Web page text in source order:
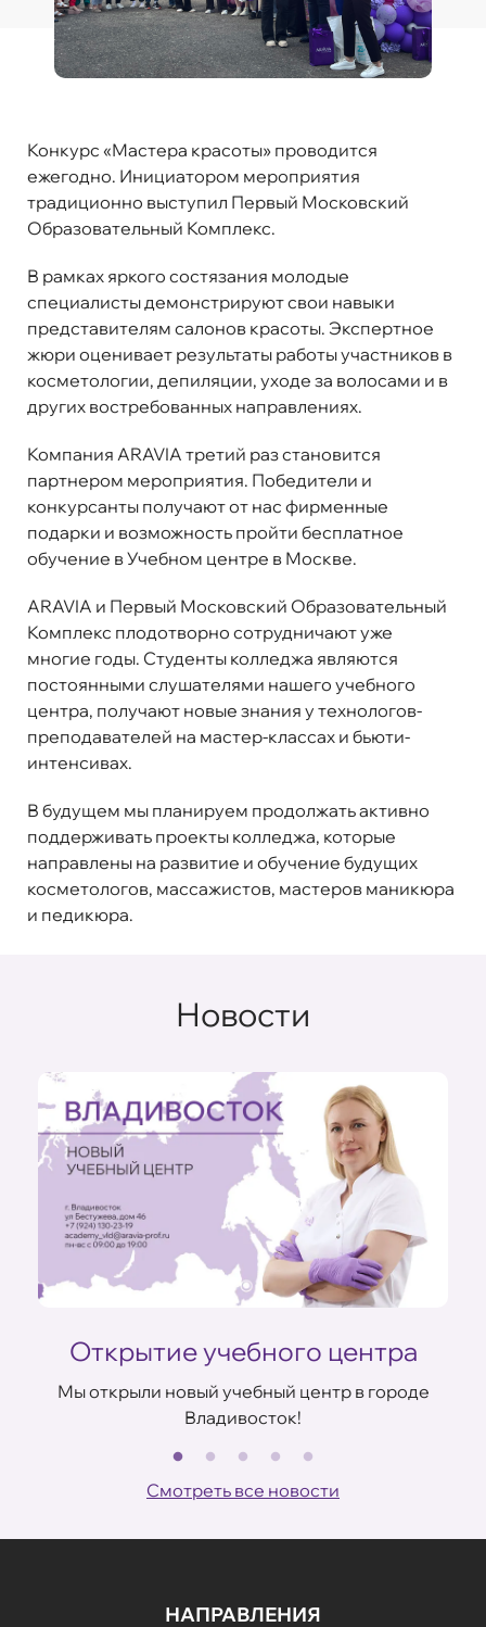
Конкурс «Мастера красоты» проводится
ежегодно. Инициатором мероприятия
традиционно выступил Первый Московский
Образовательный Комплекс.
В рамках яркого состязания молодые
специалисты демонстрируют свои навыки
представителям салонов красоты. Экспертное
жюри оценивает результаты работы участников в
косметологии, депиляции, уходе за волосами и в
других востребованных направлениях.
Компания ARAVIA третий раз становится
партнером мероприятия. Победители и
конкурсанты получают от нас фирменные
подарки и возможность пройти бесплатное
обучение в Учебном центре в Москве.
ARAVIA и Первый Московский Образовательный
Комплекс плодотворно сотрудничают уже
многие годы. Студенты колледжа являются
постоянными слушателями нашего учебного
центра, получают новые знания у технологов-
преподавателей на мастер-классах и бьюти-
интенсивах.
В будущем мы планируем продолжать активно
поддерживать проекты колледжа, которые
направлены на развитие и обучение будущих
косметологов, массажистов, мастеров маникюра
и педикюра.
Новости
Открытие учебного центра
Мы открыли новый учебный центр в городе
Владивосток!
Смотреть все новости
НАПРАВЛЕНИЯ